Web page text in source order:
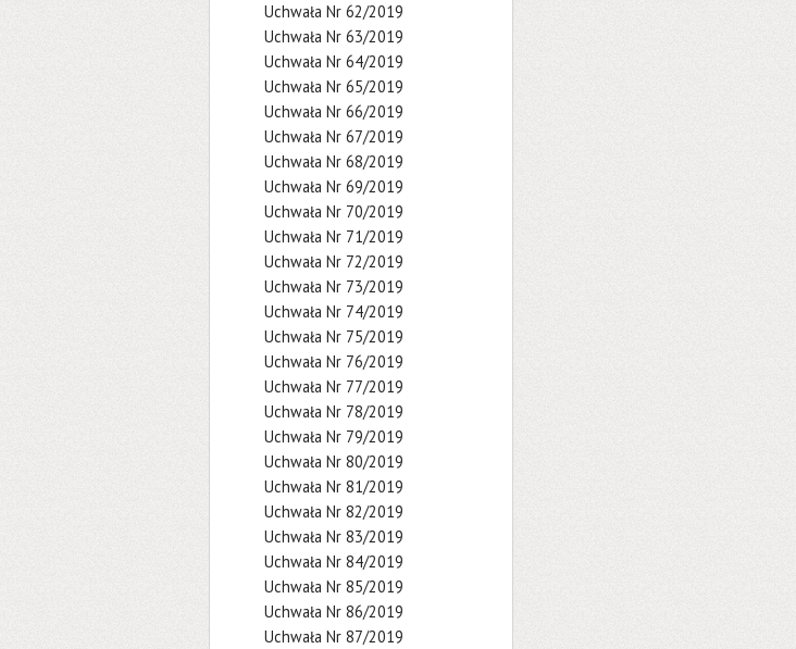
Uchwała Nr 62/2019
Uchwała Nr 63/2019
Uchwała Nr 64/2019
Uchwała Nr 65/2019
Uchwała Nr 66/2019
Uchwała Nr 67/2019
Uchwała Nr 68/2019
Uchwała Nr 69/2019
Uchwała Nr 70/2019
Uchwała Nr 71/2019
Uchwała Nr 72/2019
Uchwała Nr 73/2019
Uchwała Nr 74/2019
Uchwała Nr 75/2019
Uchwała Nr 76/2019
Uchwała Nr 77/2019
Uchwała Nr 78/2019
Uchwała Nr 79/2019
Uchwała Nr 80/2019
Uchwała Nr 81/2019
Uchwała Nr 82/2019
Uchwała Nr 83/2019
Uchwała Nr 84/2019
Uchwała Nr 85/2019
Uchwała Nr 86/2019
Uchwała Nr 87/2019